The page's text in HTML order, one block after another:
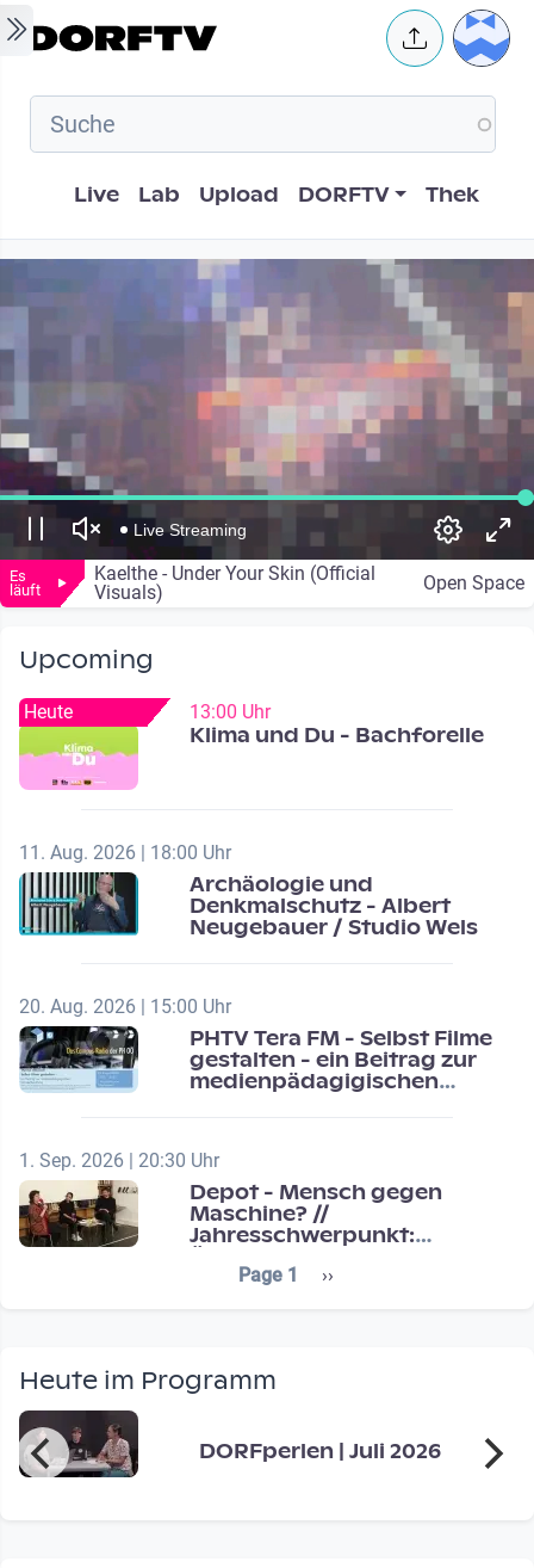
Skip to main content User
Hauptnavigation
Live Lab Upload DORFTV Thek
Live Streaming
Es
läuft
Kaelthe - Under Your Skin (Official
Visuals)
Open Space
Upcoming
Heute 13:00 Uhr
Klima und Du - Bachforelle
11. Aug. 2026 | 18:00 Uhr
Archäologie und
Denkmalschutz - Albert
Neugebauer / Studio Wels
20. Aug. 2026 | 15:00 Uhr
PHTV Tera FM - Selbst Filme
gestalten - ein Beitrag zur
medienpädagigischen
1. Sep. 2026 | 20:30 Uhr
Depot - Mensch gegen
Maschine? //
Jahresschwerpunkt:
Seitennummerierung
Page 1 Next page
››
Heute im Programm
DORFperlen | Juli 2026